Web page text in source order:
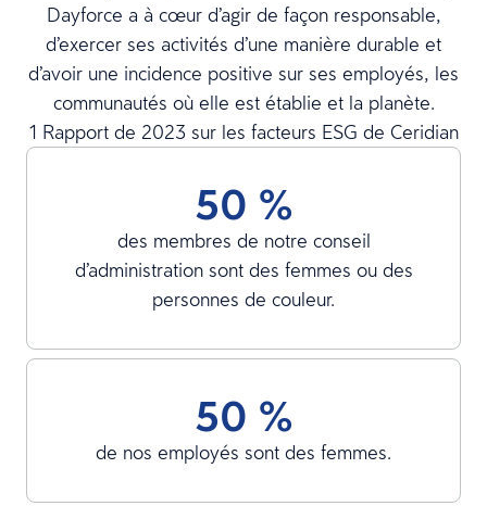
Dayforce a à cœur d’agir de façon responsable,
d’exercer ses activités d’une manière durable et
d’avoir une incidence positive sur ses employés, les
communautés où elle est établie et la planète.
1 Rapport de 2023 sur les facteurs ESG de Ceridian
50 %
des membres de notre conseil
d’administration sont des femmes ou des
personnes de couleur.
50 %
de nos employés sont des femmes.